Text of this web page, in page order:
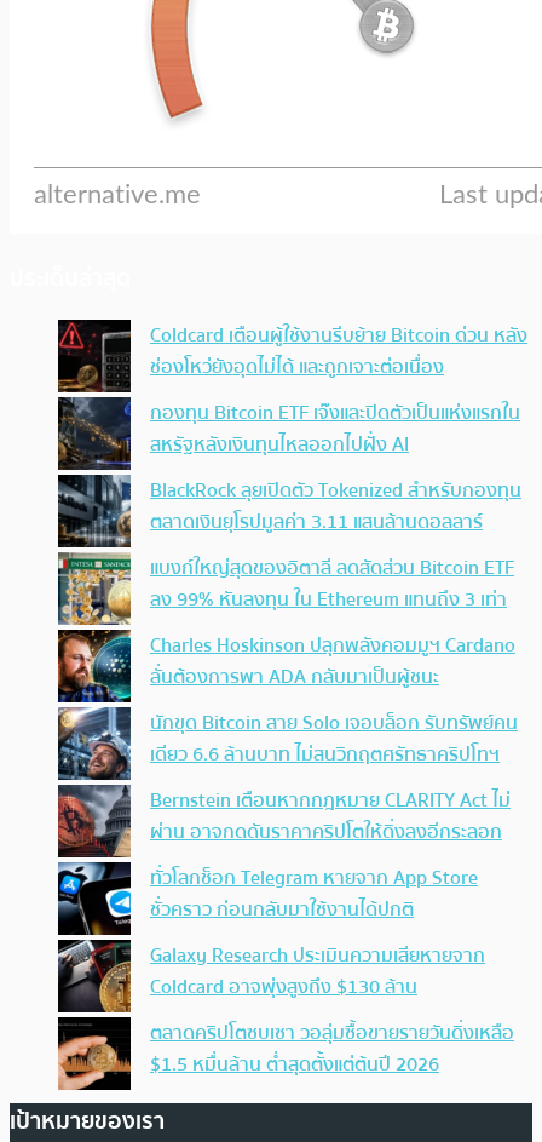
Coldcard เตือนผู้ใช้งานรีบย้าย Bitcoin ด่วน หลัง
ช่องโหว่ยังอุดไม่ได้ และถูกเจาะต่อเนื่อง
กองทุน Bitcoin ETF เจ๊งและปิดตัวเป็นแห่งแรกใน
สหรัฐหลังเงินทุนไหลออกไปฝั่ง AI
BlackRock ลุยเปิดตัว Tokenized สำหรับกองทุน
ตลาดเงินยุโรปมูลค่า 3.11 แสนล้านดอลลาร์
แบงก์ใหญ่สุดของอิตาลี ลดสัดส่วน Bitcoin ETF
ลง 99% หันลงทุน ใน Ethereum แทนถึง 3 เท่า
Charles Hoskinson ปลุกพลังคอมมูฯ Cardano
ลั่นต้องการพา ADA กลับมาเป็นผู้ชนะ
นักขุด Bitcoin สาย Solo เจอบล็อก รับทรัพย์คน
เดียว 6.6 ล้านบาท ไม่สนวิกฤตศรัทธาคริปโทฯ
Bernstein เตือนหากกฎหมาย CLARITY Act ไม่
ผ่าน อาจกดดันราคาคริปโตให้ดิ่งลงอีกระลอก
ทั่วโลกช็อก Telegram หายจาก App Store
ชั่วคราว ก่อนกลับมาใช้งานได้ปกติ
Galaxy Research ประเมินความเสียหายจาก
Coldcard อาจพุ่งสูงถึง $130 ล้าน
ตลาดคริปโตซบเซา วอลุ่มซื้อขายรายวันดิ่งเหลือ
$1.5 หมื่นล้าน ต่ำสุดตั้งแต่ต้นปี 2026
เป้าหมายของเรา